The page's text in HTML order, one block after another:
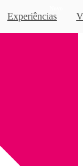
Experiências